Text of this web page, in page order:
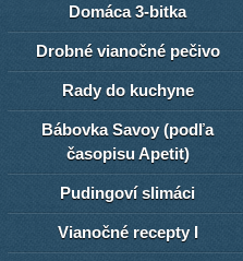
Domáca 3-bitka
Drobné vianočné pečivo
Rady do kuchyne
Bábovka Savoy (podľa
časopisu Apetit)
Pudingoví slimáci
Vianočné recepty I